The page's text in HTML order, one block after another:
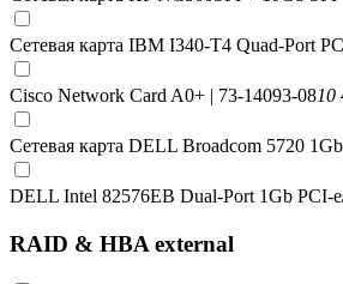
Сетевая карта IBM I340-T4 Quad-Port
Cisco Network Card A0+ | 73-14093-0810
Сетевая карта DELL Broadcom 5720
DELL Intel 82576EB Dual-Port 1Gb PCI-e
RAID & HBA external